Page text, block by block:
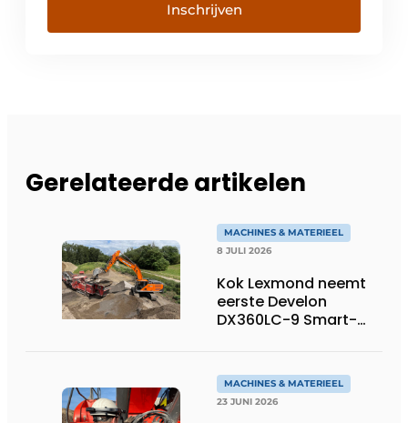
Inschrijven
Gerelateerde artikelen
MACHINES & MATERIEEL
8 JULI 2026
Kok Lexmond neemt
eerste Develon
DX360LC-9 Smart-
MACHINES & MATERIEEL
23 JUNI 2026